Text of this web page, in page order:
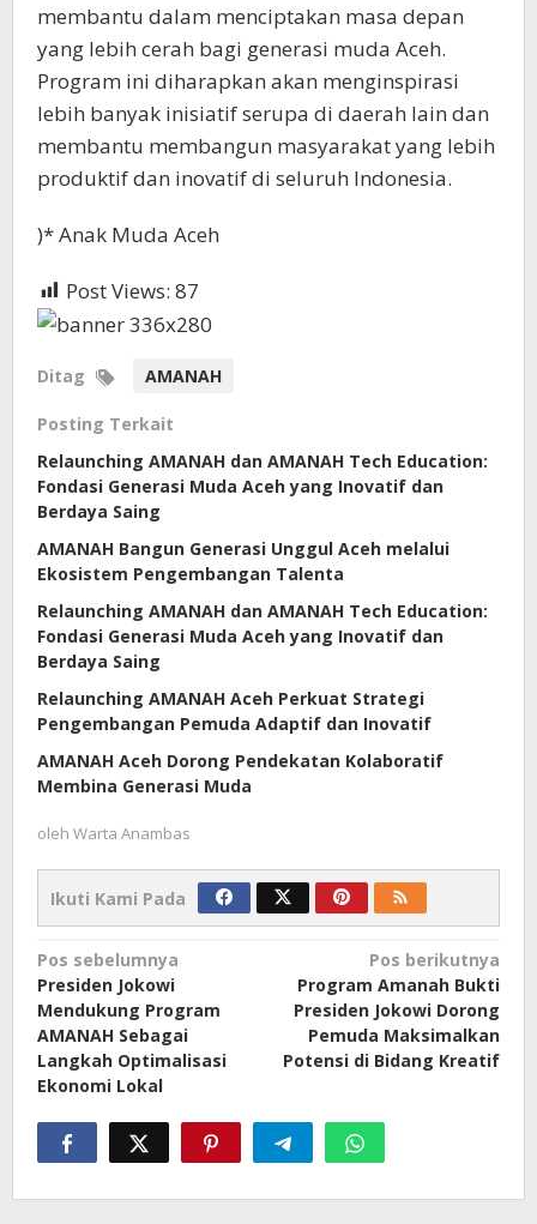
membantu dalam menciptakan masa depan
yang lebih cerah bagi generasi muda Aceh.
Program ini diharapkan akan menginspirasi
lebih banyak inisiatif serupa di daerah lain dan
membantu membangun masyarakat yang lebih
produktif dan inovatif di seluruh Indonesia.
)* Anak Muda Aceh
Post Views: 87
Ditag AMANAH
Posting Terkait
Relaunching AMANAH dan AMANAH Tech Education:
Fondasi Generasi Muda Aceh yang Inovatif dan
Berdaya Saing
AMANAH Bangun Generasi Unggul Aceh melalui
Ekosistem Pengembangan Talenta
Relaunching AMANAH dan AMANAH Tech Education:
Fondasi Generasi Muda Aceh yang Inovatif dan
Berdaya Saing
Relaunching AMANAH Aceh Perkuat Strategi
Pengembangan Pemuda Adaptif dan Inovatif
AMANAH Aceh Dorong Pendekatan Kolaboratif
Membina Generasi Muda
oleh Warta Anambas
Ikuti Kami Pada
Navigasi
pos
Pos sebelumnya
Presiden Jokowi
Mendukung Program
AMANAH Sebagai
Langkah Optimalisasi
Ekonomi Lokal
Pos berikutnya
Program Amanah Bukti
Presiden Jokowi Dorong
Pemuda Maksimalkan
Potensi di Bidang Kreatif